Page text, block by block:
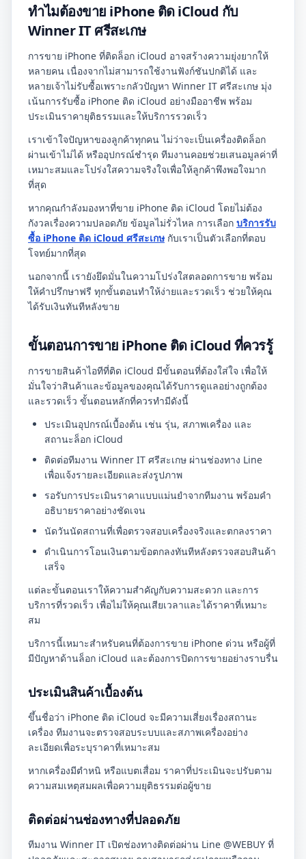
ทำไมต้องขาย iPhone ติด iCloud กับ
Winner IT ศรีสะเกษ
การขาย iPhone ที่ติดล็อก iCloud อาจสร้างความยุ่งยากให้
หลายคน เนื่องจากไม่สามารถใช้งานฟังก์ชันปกติได้ และ
หลายเจ้าไม่รับซื้อเพราะกลัวปัญหา Winner IT ศรีสะเกษ มุ่ง
เน้นการรับซื้อ iPhone ติด iCloud อย่างมืออาชีพ พร้อม
ประเมินราคายุติธรรมและให้บริการรวดเร็ว
เราเข้าใจปัญหาของลูกค้าทุกคน ไม่ว่าจะเป็นเครื่องติดล็อก
ผ่านเข้าไม่ได้ หรืออุปกรณ์ชำรุด ทีมงานคอยช่วยเสนอมูลค่าที่
เหมาะสมและโปร่งใสความจริงใจเพื่อให้ลูกค้าพึงพอใจมาก
ที่สุด
หากคุณกำลังมองหาที่ขาย iPhone ติด iCloud โดยไม่ต้อง
กังวลเรื่องความปลอดภัย ข้อมูลไม่รั่วไหล การเลือก บริการรับ
ซื้อ iPhone ติด iCloud ศรีสะเกษกับเราเป็นตัวเลือกที่ตอบ
โจทย์มากที่สุด
นอกจากนี้ เรายังยึดมั่นในความโปร่งใสตลอดการขาย พร้อม
ให้คำปรึกษาฟรี ทุกขั้นตอนทำให้ง่ายและรวดเร็ว ช่วยให้คุณ
ได้รับเงินทันทีหลังขาย
ขั้นตอนการขาย iPhone ติด iCloud ที่ควรรู้
การขายสินค้าไอทีที่ติด iCloud มีขั้นตอนที่ต้องใส่ใจ เพื่อให้
มั่นใจว่าสินค้าและข้อมูลของคุณได้รับการดูแลอย่างถูกต้อง
และรวดเร็ว ขั้นตอนหลักที่ควรทำมีดังนี้
ประเมินอุปกรณ์เบื้องต้น เช่น รุ่น, สภาพเครื่อง และ
สถานะล็อก iCloud
ติดต่อทีมงาน Winner IT ศรีสะเกษ ผ่านช่องทาง Line
เพื่อแจ้งรายละเอียดและส่งรูปภาพ
รอรับการประเมินราคาแบบแม่นยำจากทีมงาน พร้อมคำ
อธิบายราคาอย่างชัดเจน
นัดวันนัดสถานที่เพื่อตรวจสอบเครื่องจริงและตกลงราคา
ดำเนินการโอนเงินตามข้อตกลงทันทีหลังตรวจสอบสินค้า
เสร็จ
แต่ละขั้นตอนเราให้ความสำคัญกับความสะดวก และการ
บริการที่รวดเร็ว เพื่อไม่ให้คุณเสียเวลาและได้ราคาที่เหมาะ
สม
บริการนี้เหมาะสำหรับคนที่ต้องการขาย iPhone ด่วน หรือผู้ที่
มีปัญหาด้านล็อก iCloud และต้องการปิดการขายอย่างราบรื่น
ประเมินสินค้าเบื้องต้น
ขึ้นชื่อว่า iPhone ติด iCloud จะมีความเสี่ยงเรื่องสถานะ
เครื่อง ทีมงานจะตรวจสอบระบบและสภาพเครื่องอย่าง
ละเอียดเพื่อระบุราคาที่เหมาะสม
หากเครื่องมีตำหนิ หรือแบตเสื่อม ราคาที่ประเมินจะปรับตาม
ความสมเหตุสมผลเพื่อความยุติธรรมต่อผู้ขาย
ติดต่อผ่านช่องทางที่ปลอดภัย
ทีมงาน Winner IT เปิดช่องทางติดต่อผ่าน Line @WEBUY ที่